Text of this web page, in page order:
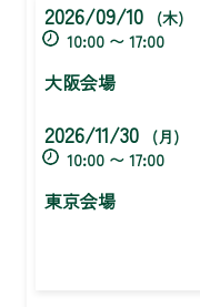
2026/09/10
(木)
10:00 〜 17:00
大阪会場
2026/11/30
(月)
10:00 〜 17:00
東京会場